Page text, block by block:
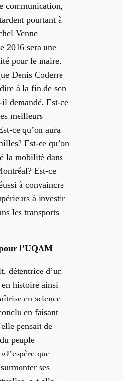
communication,
pourtant à
Venne
2016 sera une
pour le maire.
Denis Coderre
à la fin de son
demandé. Est-ce
meilleurs
ce qu’on aura
Est-ce qu’on
la mobilité dans
Est-ce
à convaincre
à investir
les transports
l’UQAM
détentrice d’un
en histoire ainsi
en science
en faisant
pensait de
peuple
«J’espère que
ses